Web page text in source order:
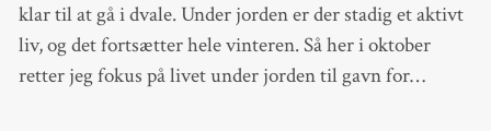
klar til at gå i dvale. Under jorden er der stadig et aktivt
liv, og det fortsætter hele vinteren. Så her i oktober
retter jeg fokus på livet under jorden til gavn for…